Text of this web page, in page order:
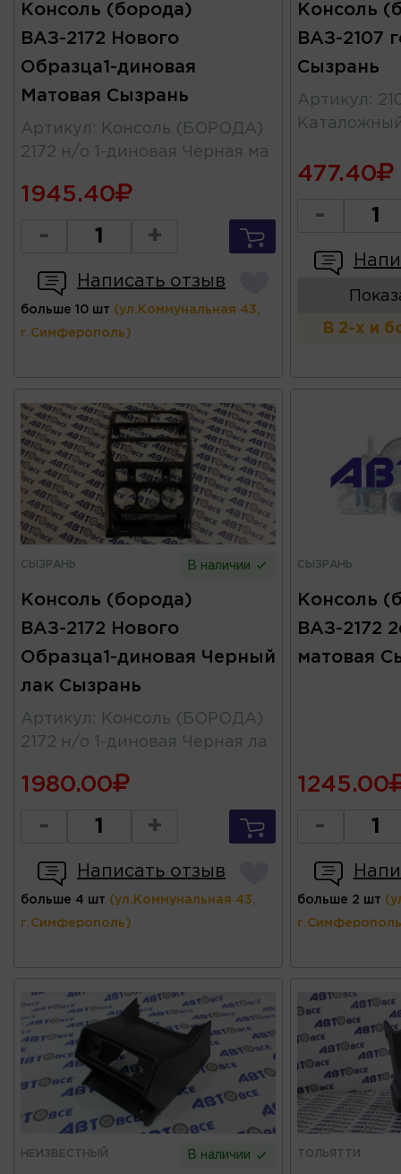
Консоль (борода)
ВАЗ-2172 Нового
Образца1-диновая
Матовая Сызрань
Артикул :
Консоль (БОРОДА)
2172 н/о 1-диновая Черная ма
1945.40
- +
Написать отзыв
больше 10 шт (ул.Коммунальная 43,
г.Симферополь)
Консоль
ВАЗ-2107
Сызрань
Артикул :
477.40
-
В 2-х и
СЫЗРАНЬ В наличии
Консоль (борода)
ВАЗ-2172 Нового
Образца1-диновая Черный
лак Сызрань
Артикул :
Консоль (БОРОДА)
2172 н/о 1-диновая Черная ла
1980.00
- +
Написать отзыв
больше 4 шт (ул.Коммунальная 43,
г.Симферополь)
СЫЗРАНЬ
Консоль
ВАЗ-2172
матовая
1245.00
-
больше 2 шт
НЕИЗВЕСТНЫЙ В наличии ТОЛЬЯТТИ